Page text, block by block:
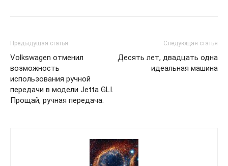
Предыдущая статья
Volkswagen отменил
возможность
использования ручной
передачи в модели Jetta GLI.
Прощай, ручная передача.
Следующая статья
Десять лет, двадцать одна
идеальная машина